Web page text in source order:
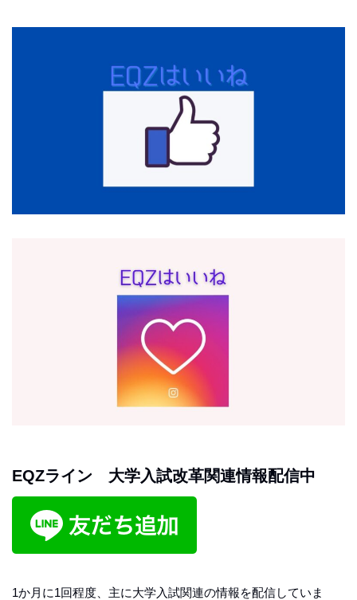
EQZライン 大学入試改革関連情報配信中
1か月に1回程度、主に大学入試関連の情報を配信していま